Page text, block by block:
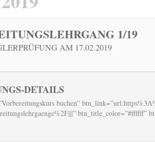
1/19
AM 17.02.2019
DETAILS
buchen”
btn_title_color=”#ffffff”